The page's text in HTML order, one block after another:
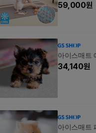
59,000원
아이스매트
34,140원
아이스매트